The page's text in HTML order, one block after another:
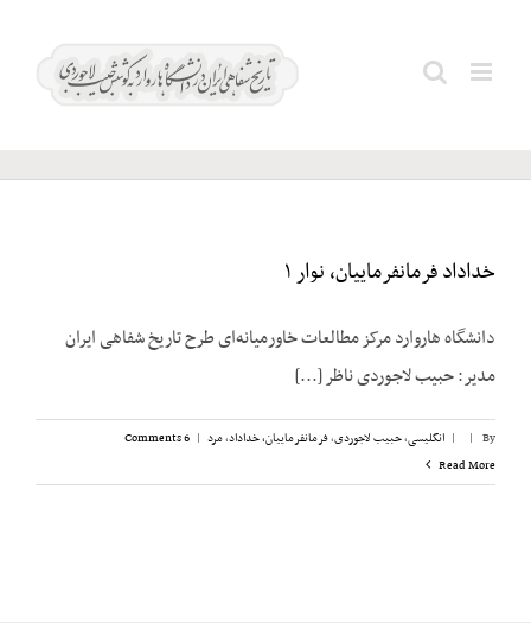
دبیرستان
خداداد فرمانفرماییان، نوار ۱
دانشگاه هاروارد مرکز مطالعات خاورمیانه‌ای طرح تاریخ شفاهی ایران
مدیر: حبیب لاجوردی ناظر [...]
By
|
| انگلیسی,حبیب لاجوردی,فرمانفرماییان، خداداد,مرد |
6 Comments
Read More